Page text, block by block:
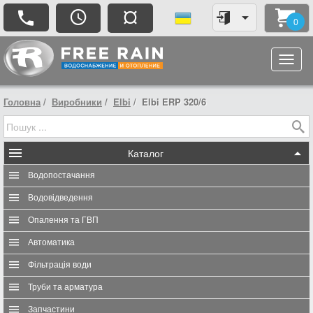
¤ 0
Головна Виробники Elbi Elbi ERP 320/6
Каталог
Водопостачання
Водовідведення
Опалення та ГВП
Автоматика
Фільтрація води
Труби та арматура
Запчастини